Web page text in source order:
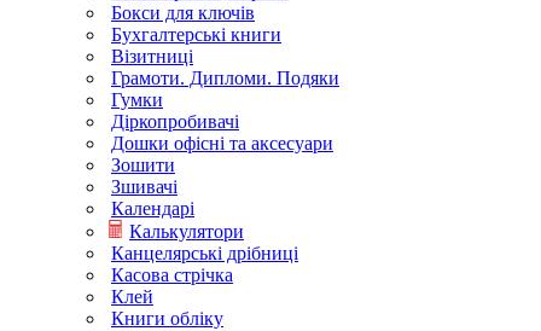
Бокси для ключів
Бухгалтерські книги
Візитниці
Грамоти. Дипломи. Подяки
Гумки
Діркопробивачі
Дошки офісні та аксесуари
Зошити
Зшивачі
Календарі
Калькулятори
Канцелярські дрібниці
Касова стрічка
Клей
Книги обліку